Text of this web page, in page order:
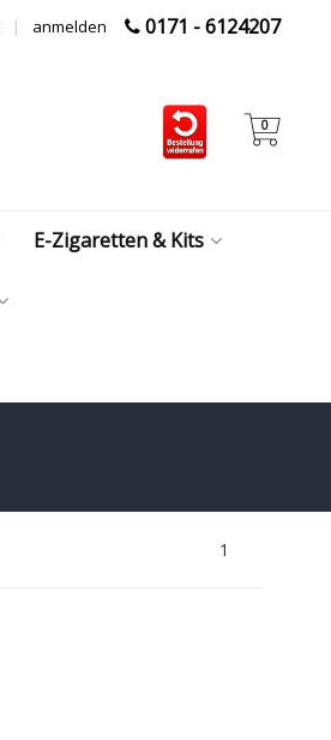
0171 - 6124207
anmelden
|
0
E-Zigaretten & Kits
1